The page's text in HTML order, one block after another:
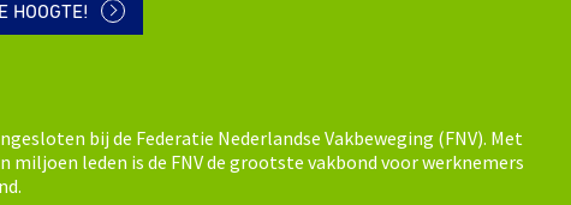
HOOGTE!
bij de Federatie Nederlandse Vakbeweging (FNV). Met
miljoen leden is de FNV de grootste vakbond voor werknemers